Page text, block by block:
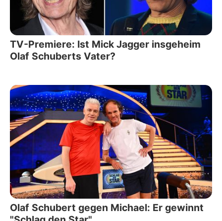
TV-Premiere: Ist Mick Jagger insgeheim
Olaf Schuberts Vater?
Olaf Schubert gegen Michael: Er gewinnt